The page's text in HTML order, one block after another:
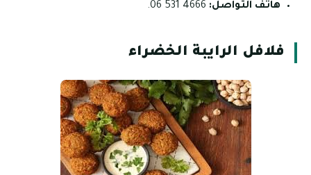
هاتف التواصل:
فلافل الرايبة الخضراء